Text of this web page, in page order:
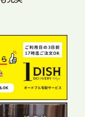
・ケータリン
親睦が、配属後
縁日気分を味わ
始